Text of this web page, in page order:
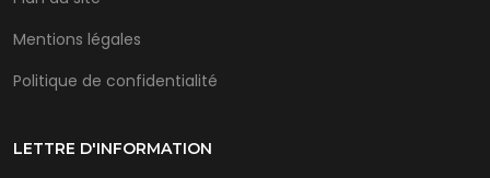
Mentions légales
Politique de confidentialité
LETTRE D'INFORMATION